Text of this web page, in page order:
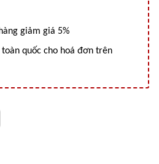
giảm giá 5%
quốc cho hoá đơn trên